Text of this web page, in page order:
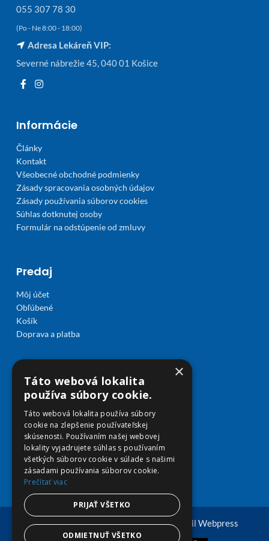
055 307 78 30
(Po - Ne 8:00 - 18:00)
Adresa Lekáreň VIP:
Severné nábrežie 45, 040 01 Košice
Informácie
Články
Kontakt
Všeobecné obchodné podmienky
Zásady spracovania osobných údajov
Zásady používania súborov cookies
Súhlas dotknutej osoby
Formulár na odstúpenie od zmluvy
Predaj
Môj účet
Obľúbené
Košík
Doprava a platba
© Copyright 2026 viplekaren.sk | Vytvoril Webpress
×
Táto webová lokalita
používa súbory cookie.
Táto webová lokalita používa súbory
cookie na zlepšenie používateľskej
skúsenosti. Používaním našej webovej
lokality vyjadrujete súhlas s používaním
všetkých súborov cookie v súlade s našimi
zásadami používania súborov cookie.
Prečítať viac
PRIJAŤ VŠETKO
ODMIETNUŤ VŠETKO